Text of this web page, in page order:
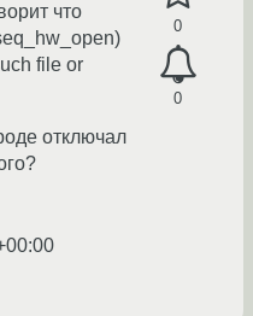
0
0
что
file or
отключал